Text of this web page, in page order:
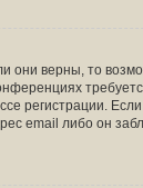
они верны, то
регистрации.
email либо он